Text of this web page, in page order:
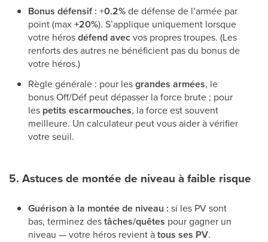
Bonus défensif : +0.2%de défense de l’armée par
point (max+20%). S’applique uniquement lorsque
votre hérosdéfend avecvos propres troupes. (Les
renforts des autres ne bénéficient pas du bonus de
votre héros.)
Règle générale : pour lesgrandes armées, le
bonus Off/Déf peut dépasser la force brute ; pour
les petits escarmouches, la force est souvent
meilleure. Un calculateur peut vous aider à vérifier
votre seuil.
5. Astuces de montée de niveau à faible risque
Guérison à la montée de niveau : si les PV sont
bas, terminez destâches/quêtes pour gagner un
niveau — votre héros revient àtous ses PV.